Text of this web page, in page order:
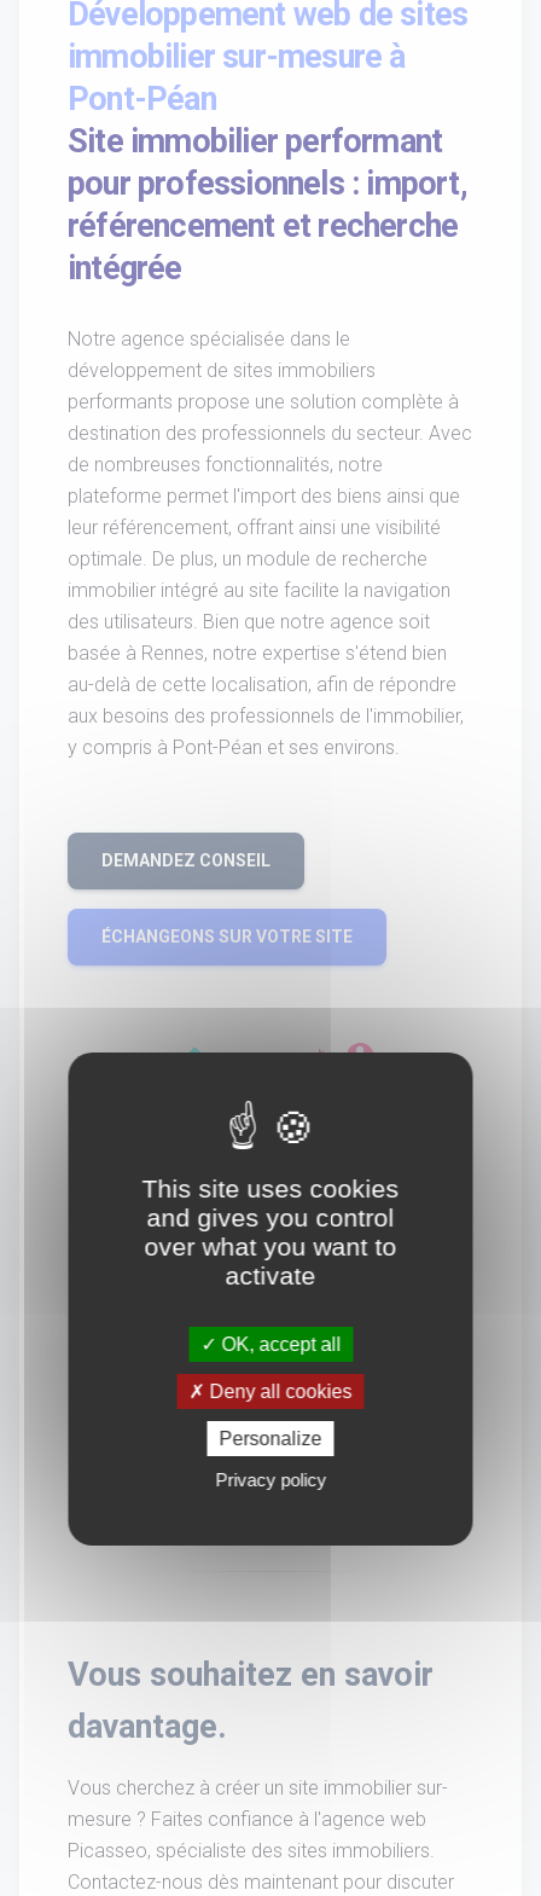
Développement web de sites
immobilier sur-mesure à
Pont-Péan
Site immobilier performant
pour professionnels : import,
référencement et recherche
intégrée
Notre agence spécialisée dans le
développement de sites immobiliers
performants propose une solution complète à
destination des professionnels du secteur. Avec
de nombreuses fonctionnalités, notre
plateforme permet l'import des biens ainsi que
leur référencement, offrant ainsi une visibilité
optimale. De plus, un module de recherche
immobilier intégré au site facilite la navigation
des utilisateurs. Bien que notre agence soit
basée à Rennes, notre expertise s'étend bien
au-delà de cette localisation, afin de répondre
aux besoins des professionnels de l'immobilier,
y compris à Pont-Péan et ses environs.
DEMANDEZ CONSEIL
ÉCHANGEONS SUR VOTRE SITE
Vous souhaitez en savoir
davantage.
Vous cherchez à créer un site immobilier sur-
mesure ? Faites confiance à l'agence web
Picasseo, spécialiste des sites immobiliers.
Contactez-nous dès maintenant pour discuter
This site uses cookies
and gives you control
over what you want to
activate
OK, accept all
Deny all cookies
Personalize
Privacy policy